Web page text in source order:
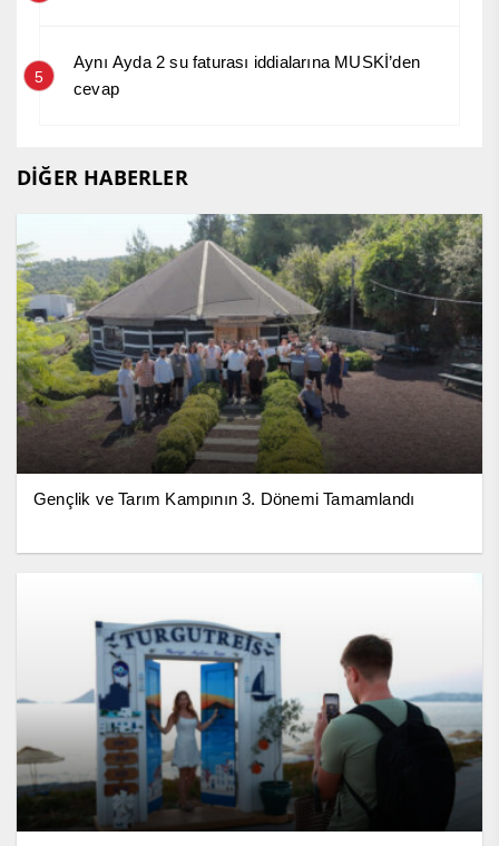
5
Aynı Ayda 2 su faturası iddialarına MUSKİ’den
cevap
DİĞER HABERLER
Gençlik ve Tarım Kampının 3. Dönemi Tamamlandı